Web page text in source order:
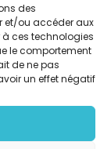
des
et/ou accéder aux
ces technologies
le comportement
de ne pas
un effet négatif
parti en
Seulement
t-il, après
qu’il
est
de durera,
l’éternité on
du temps
Thomas